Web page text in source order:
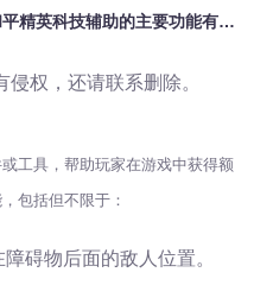
和平精英|ios科技辅助和平精英（和平精英科技辅助的主要功能有哪些？）
权，还请联系删除。
工具，帮助玩家在游戏中获得额
包括但不限于：
碍物后面的敌人位置。